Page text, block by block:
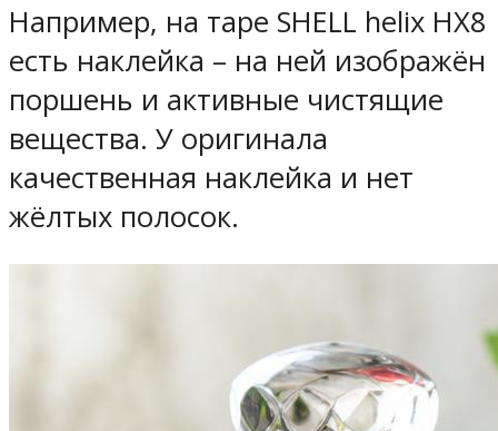
Например, на таре SHELL helix HX8
есть наклейка – на ней изображён
поршень и активные чистящие
вещества. У оригинала
качественная наклейка и нет
жёлтых полосок.